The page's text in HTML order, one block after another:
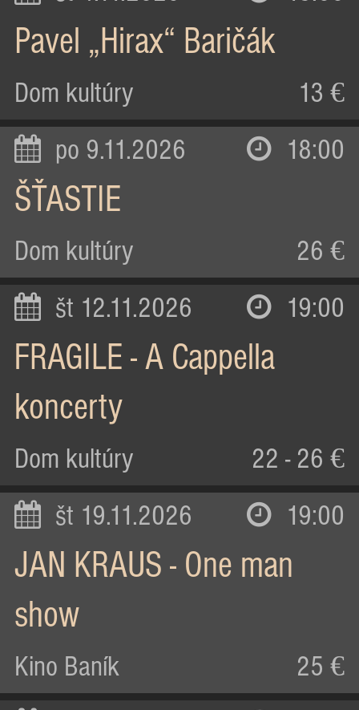
Pavel „Hirax“ Baričák
Dom kultúry 13 €
po 9.11.2026 18:00
ŠŤASTIE
Dom kultúry 26 €
št 12.11.2026 19:00
FRAGILE - A Cappella
koncerty
Dom kultúry 22 - 26 €
št 19.11.2026 19:00
JAN KRAUS - One man
show
Kino Baník 25 €